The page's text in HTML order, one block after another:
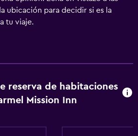
ubicación para decidir si es la
tu viaje.
reserva de habitaciones
Mission Inn